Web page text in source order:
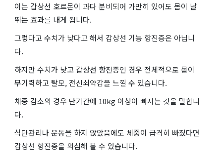
이는 갑상선 호르몬이 과다 분비되어 가만히 있어도 몸이 날
뛰는 효과를 내게 됩니다.
그렇다고 수치가 낮다고 해서 갑상선 기능 항진증은 아닙니
다.
하지만 수치가 낮고 갑상선 항진증인 경우 전체적으로 몸이
무기력하고 탈모, 전신쇠약감을 느낄 수 있습니다.
체중 감소의 경우 단기간에 10kg 이상이 빠지는 것을 말합니
다.
식단관리나 운동을 하지 않았음에도 체중이 급격히 빠졌다면
갑상선 항진증을 의심해 볼 수 있습니다.